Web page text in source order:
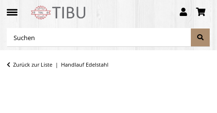
Zurück zur Liste Handlauf Edelstahl